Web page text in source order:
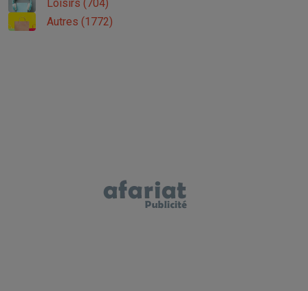
Loisirs (704)
Autres (1772)